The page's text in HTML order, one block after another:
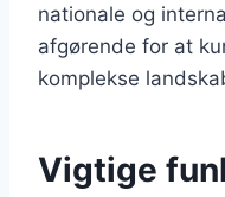
nationale og
afgørende for at
komplekse
Vigtige